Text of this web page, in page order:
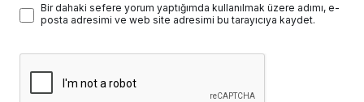
Bir dahaki sefere yorum yaptığımda kullanılmak üzere adımı, e-
posta adresimi ve web site adresimi bu tarayıcıya kaydet.